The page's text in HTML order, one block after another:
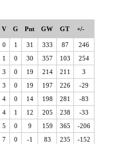
V G Pnt GW GT +/-
0 1 31 333 87
246
1 0 30 357 103
254
3 0 19 214 211
3
3 0 19 197 226
-29
4 0 14 198 281
-83
4 1 12 205 238
-33
5 0 9 159 365
-206
7 0 -1 83 235 -152